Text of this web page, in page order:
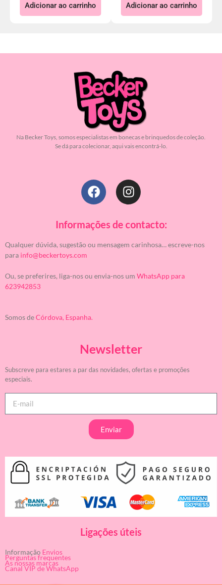
Adicionar ao carrinho Adicionar ao carrinho
Na Becker Toys, somos especialistas em bonecas e brinquedos de coleção.
Se dá para colecionar, aqui vais encontrá-lo.
Informações de contacto:
Qualquer dúvida, sugestão ou mensagem carinhosa… escreve-nos
para info@beckertoys.com
Ou, se preferires, liga-nos ou envia-nos um WhatsApp para
623942853
Somos deCórdova, Espanha.
Newsletter
Subscreve para estares a par das novidades, ofertas e promoções
especiais.
Enviar
Ligações úteis
Informação Envios
Perguntas frequentes
As nossas marcas
Canal VIP de WhatsApp